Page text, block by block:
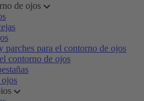
de ojos
parches para el contorno de ojos
contorno de ojos
ojos